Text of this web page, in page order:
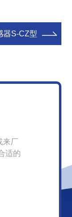
器S-CZ型
来厂
适的